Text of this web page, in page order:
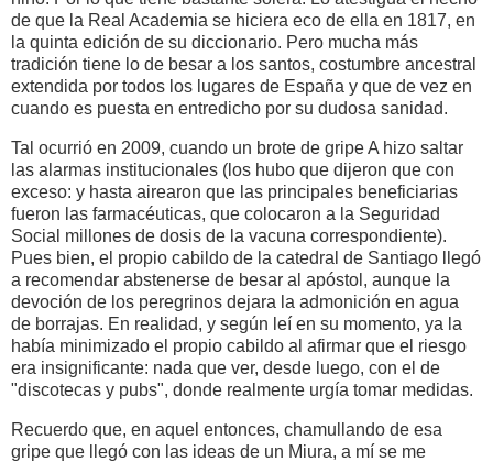
de que la Real Academia se hiciera eco de ella en 1817, en
la quinta edición de su diccionario. Pero mucha más
tradición tiene lo de besar a los santos, costumbre ancestral
extendida por todos los lugares de España y que de vez en
cuando es puesta en entredicho por su dudosa sanidad.
Tal ocurrió en 2009, cuando un brote de gripe A hizo saltar
las alarmas institucionales (los hubo que dijeron que con
exceso: y hasta airearon que las principales beneficiarias
fueron las farmacéuticas, que colocaron a la Seguridad
Social millones de dosis de la vacuna correspondiente).
Pues bien, el propio cabildo de la catedral de Santiago llegó
a recomendar abstenerse de besar al apóstol, aunque la
devoción de los peregrinos dejara la admonición en agua
de borrajas. En realidad, y según leí en su momento, ya la
había minimizado el propio cabildo al afirmar que el riesgo
era insignificante: nada que ver, desde luego, con el de
"discotecas y pubs", donde realmente urgía tomar medidas.
Recuerdo que, en aquel entonces, chamullando de esa
gripe que llegó con las ideas de un Miura, a mí se me